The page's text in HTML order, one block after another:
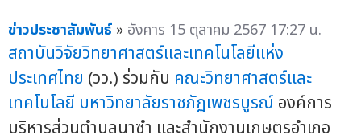
ข่าวประชาสัมพันธ์ » อังคาร 15 ตุลาคม 2567 17:27 น.
สถาบันวิจัยวิทยาศาสตร์และเทคโนโลยีแห่ง
ประเทศไทย (วว.) ร่วมกับ คณะวิทยาศาสตร์และ
เทคโนโลยี มหาวิทยาลัยราชภัฏเพชรบูรณ์ องค์การ
บริหารส่วนตำบลนาซำ และสำนักงานเกษตรอำเภอ